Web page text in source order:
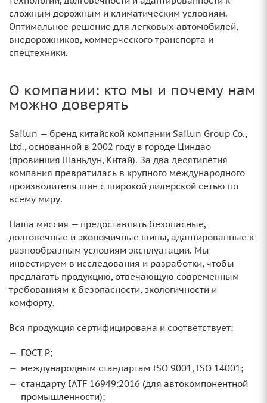
сложным дорожным и климатическим условиям.
Оптимальное решение для легковых автомобилей,
внедорожников, коммерческого транспорта и
спецтехники.
О компании: кто мы и почему нам
можно доверять
Sailun — бренд китайской компании Sailun Group Co.,
Ltd., основанной в 2002 году в городе Циндао
(провинция Шаньдун, Китай). За два десятилетия
компания превратилась в крупного международного
производителя шин с широкой дилерской сетью по
всему миру.
Наша миссия — предоставлять безопасные,
долговечные и экономичные шины, адаптированные к
разнообразным условиям эксплуатации. Мы
инвестируем в исследования и разработки, чтобы
предлагать продукцию, отвечающую современным
требованиям к безопасности, экологичности и
комфорту.
Вся продукция сертифицирована и соответствует:
ГОСТ Р;
международным стандартам ISO 9001, ISO 14001;
стандарту IATF 16949:2016 (для автокомпонентной
промышленности);